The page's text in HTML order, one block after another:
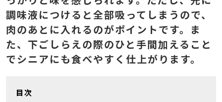
調味液につけると全部吸ってしまうので、
肉のあとに入れるのがポイントです。ま
た、下ごしらえの際のひと手間加えること
でシニアにも食べやすく仕上がります。
目次